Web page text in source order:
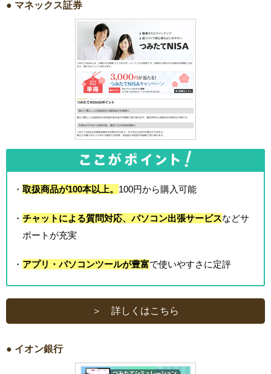
● マネックス証券
・ 取扱商品が100本以上。 100円から購入可能
・ チャットによる質問対応、パソコン出張サービスなどサ
ポートが充実
・ アプリ・パソコンツールが豊富で使いやすさに定評
＞ 詳しくはこちら
● イオン銀行